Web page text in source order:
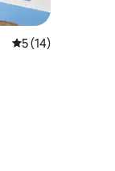
平均评分 5 分（满
5 (14)